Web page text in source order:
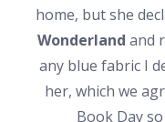
home, but she
Wonderland and
any blue fabric I
her, which we
Book Day